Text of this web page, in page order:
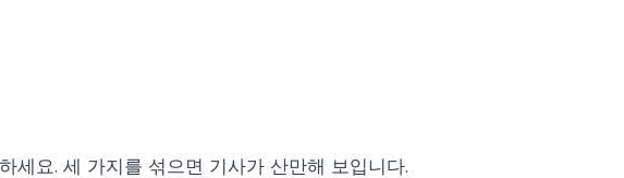
세요. 세 가지를 섞으면 기사가 산만해 보입니다.